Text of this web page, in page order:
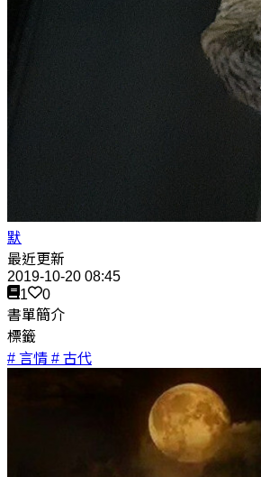
默
最近更新
2019-10-20 08:45
1
0
書單簡介
標籤
# 言情 # 古代